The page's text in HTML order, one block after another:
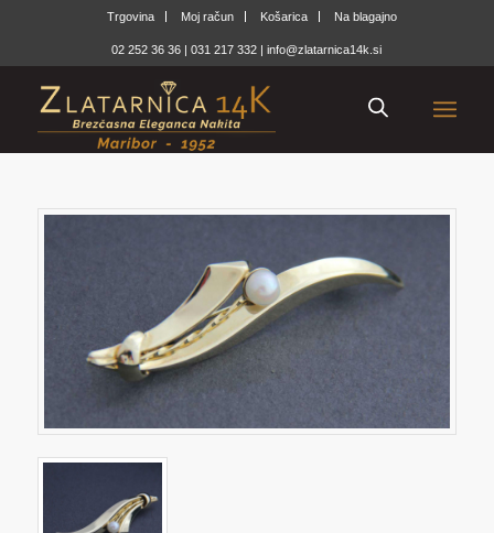
Trgovina Moj račun Košarica Na blagajno
02 252 36 36 |031 217 332 |info@zlatarnica14k.si